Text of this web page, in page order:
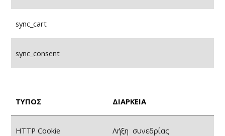
sync_cart
sync_consent
ΤΥΠΟΣ ΔΙΑΡΚΕΙΑ
HTTP Cookie Λήξη συνεδρίας